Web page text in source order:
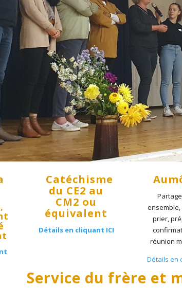
,
Catéchisme
du CE2 au
CM2 ou
équivalent
Détails en cliquant ICI
prier,
réunion
Détails en
Service du frère et